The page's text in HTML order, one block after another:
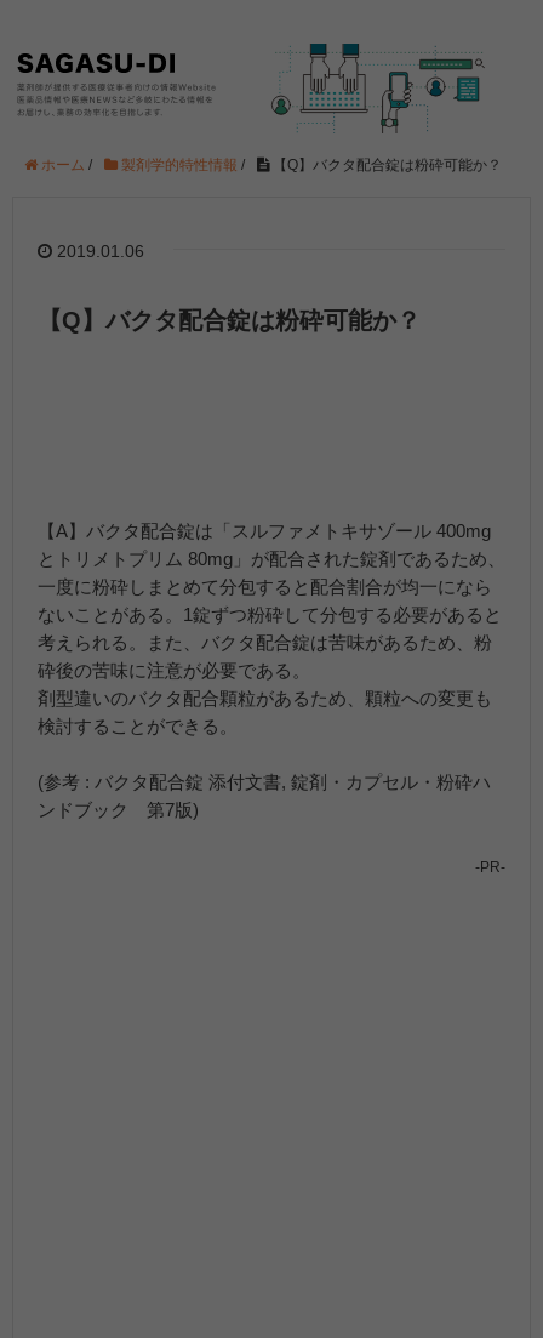
ホーム / 製剤学的特性情報 / 【Q】バクタ配合錠は粉砕可能か？
2019.01.06
【Q】バクタ配合錠は粉砕可能か？
【A】バクタ配合錠は「スルファメトキサゾール 400mg
とトリメトプリム 80mg」が配合された錠剤であるため、
一度に粉砕しまとめて分包すると配合割合が均一になら
ないことがある。1錠ずつ粉砕して分包する必要があると
考えられる。また、バクタ配合錠は苦味があるため、粉
砕後の苦味に注意が必要である。
剤型違いのバクタ配合顆粒があるため、顆粒への変更も
検討することができる。
(参考 : バクタ配合錠 添付文書, 錠剤・カプセル・粉砕ハ
ンドブック 第7版)
-PR-